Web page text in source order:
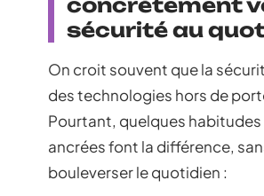
sécurité au
On croit souvent que la
des technologies hors de
Pourtant, quelques habitudes
ancrées font la différence,
bouleverser le quotidien :